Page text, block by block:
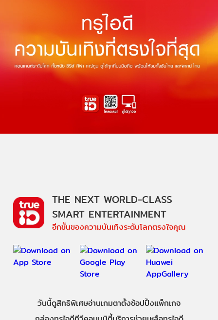
THE NEXT WORLD-CLASS
SMART ENTERTAINMENT
อีกขั้นของความบันเทิงระดับโลกตรงใจคุณ
วันนี้ดูสิทธิพิเศษอ่านเกมตาตั้งช้อปปิ้งแพ็กเกจ